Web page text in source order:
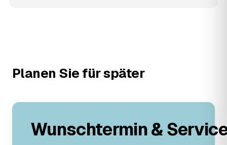
Planen Sie für später
Wunschtermin &